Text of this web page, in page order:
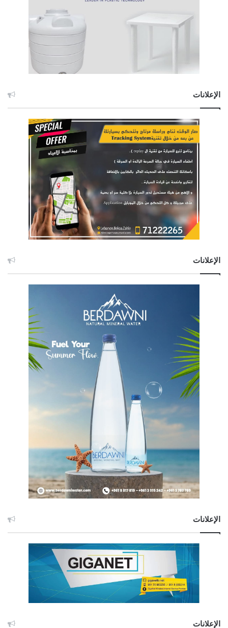
الإعلانات
الإعلانات
الإعلانات
الإعلانات